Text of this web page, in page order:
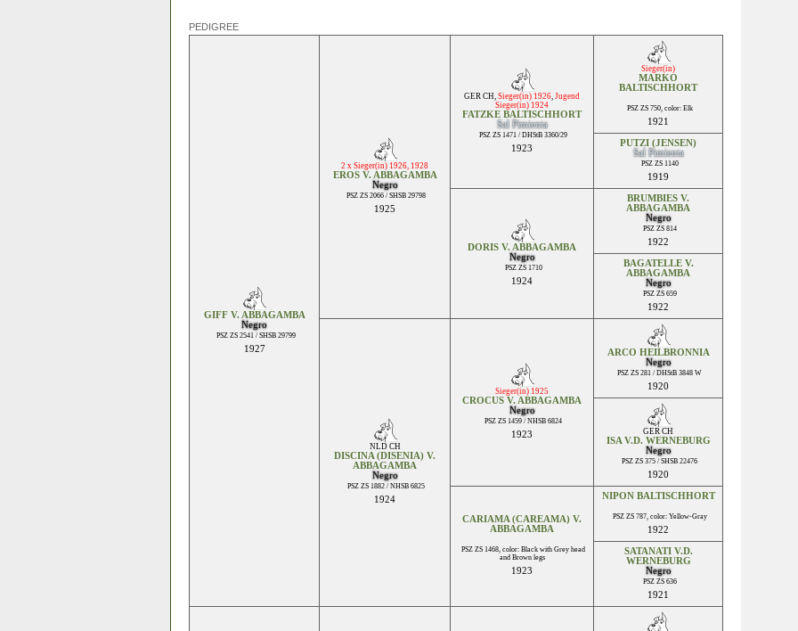
PEDIGREE
GIFF V. ABBAGAMBA
Negro
PSZ ZS 2541 / SHSB 29799
1927
2 x Sieger(in) 1926, 1928
EROS V. ABBAGAMBA
Negro
PSZ ZS 2066 / SHSB 29798
1925
GER CH, Sieger(in) 1926, Jugend
Sieger(in) 1924
FATZKE BALTISCHHORT
Sal Pimienta
PSZ ZS 1471 / DHStB 3360/29
1923
Sieger(in)
MARKO
BALTISCHHORT
PSZ ZS 750, color: Elk
1921
PUTZI (JENSEN)
Sal Pimienta
PSZ ZS 1140
1919
DORIS V. ABBAGAMBA
Negro
PSZ ZS 1710
1924
BRUMBIES V.
ABBAGAMBA
Negro
PSZ ZS 814
1922
BAGATELLE V.
ABBAGAMBA
Negro
PSZ ZS 659
1922
NLD CH
DISCINA (DISENIA) V.
ABBAGAMBA
Negro
PSZ ZS 1882 / NHSB 6825
1924
Sieger(in) 1925
CROCUS V. ABBAGAMBA
Negro
PSZ ZS 1459 / NHSB 6824
1923
ARCO HEILBRONNIA
Negro
PSZ ZS 281 / DHStB 3848 W
1920
GER CH
ISA V.D. WERNEBURG
Negro
PSZ ZS 375 / SHSB 22476
1920
CARIAMA (CAREAMA) V.
ABBAGAMBA
PSZ ZS 1468, color: Black with Grey head
and Brown legs
1923
NIPON BALTISCHHORT
PSZ ZS 787, color: Yellow-Gray
1922
SATANATI V.D.
WERNEBURG
Negro
PSZ ZS 636
1921